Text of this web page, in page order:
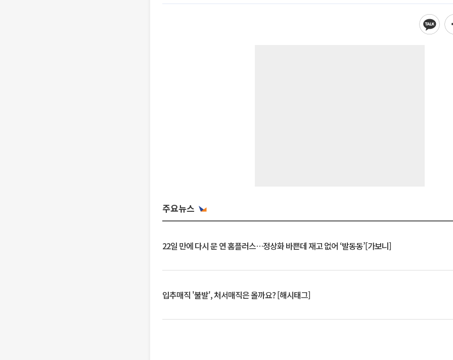
주요뉴스
22일 만에 다시 문 연 홈플러스…정상화 바쁜데 재고 없어 ‘발동동’[가보니]
입추매직 '불발', 처서매직은 올까요? [해시태그]